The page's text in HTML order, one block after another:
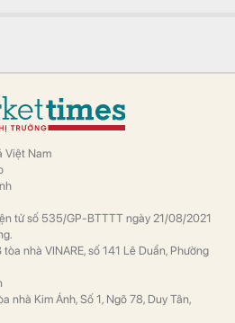
Việt Nam
tử số 535/GP-BTTTT ngày 21/08/2021
nhà VINARE, số 141 Lê Duẩn, Phường
nhà Kim Ánh, Số 1, Ngõ 78, Duy Tân,